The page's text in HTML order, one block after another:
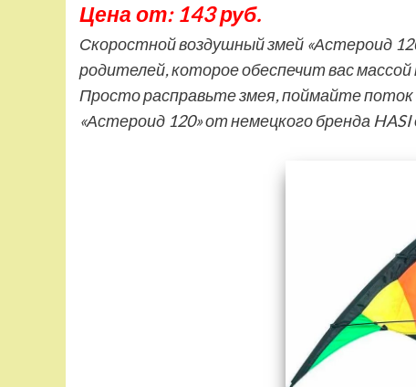
Цена от: 143 руб.
Скоростной воздушный змей «Астероид
родителей, которое обеспечит вас
Просто расправьте змея, поймайте
«Астероид 120» от немецкого бренда